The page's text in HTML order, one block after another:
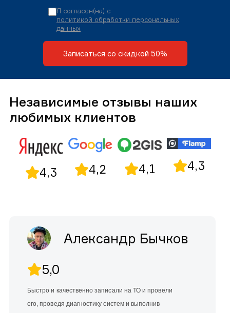
Я согласен(на) с
политикой обработки персональных
данных
Записаться со скидкой 50%
Независимые отзывы наших
любимых клиентов
4,3 4,2 4,1 4,3
Александр Бычков
5,0
Быстро и качественно записали на ТО и провели
его, проведя диагностику систем и выполнив